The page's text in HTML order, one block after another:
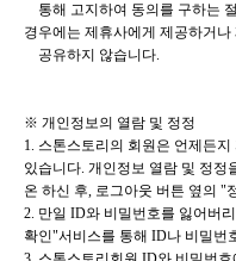
통해 고지하여 동의를 구하는
경우에는 제휴사에게 제공하거나
공유하지 않습니다.
※ 개인정보의 열람 및 정정
1. 스톤스토리의 회원은 언제든
있습니다. 개인정보 열람 및 정정
온 하신 후, 로그아웃 버튼 옆의 "
2. 만일 ID와 비밀번호를 잃어버
확인"서비스를 통해 ID나 비밀번